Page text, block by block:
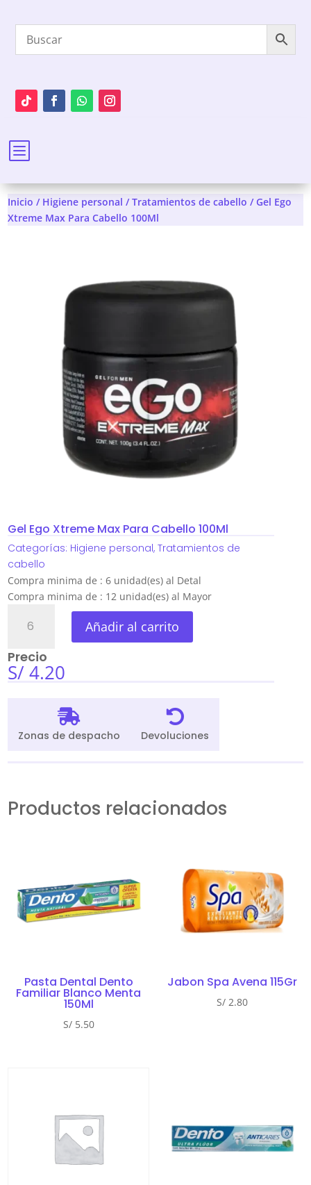
b
Inicio / Higiene personal /Tratamientos de cabello / Gel Ego
Xtreme Max Para Cabello 100Ml
Gel Ego Xtreme Max Para Cabello 100Ml
Categorías: Higiene personal, Tratamientos de
cabello
Compra minima de : 6 unidad(es) al Detal
Compra minima de : 12 unidad(es) al Mayor
Max
Para
Añadir al carrito
Precio
S/ 4.20

Zonas de despacho

Devoluciones
Productos relacionados
Pasta Dental Dento
Familiar Blanco Menta
150Ml
S/5.50
Jabon Spa Avena 115Gr
S/ 2.80